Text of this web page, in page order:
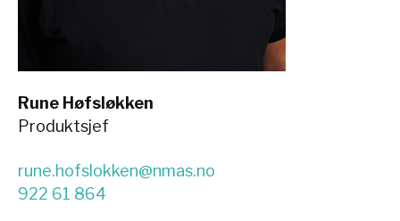
Rune Høfsløkken
Produktsjef
rune.hofslokken@nmas.no
922 61 864